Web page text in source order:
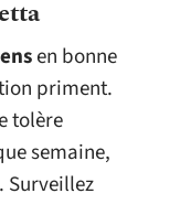
en bonne
priment.
tolère
semaine,
Surveillez